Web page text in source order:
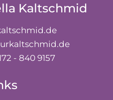
Kaltschmid
- 840 9157